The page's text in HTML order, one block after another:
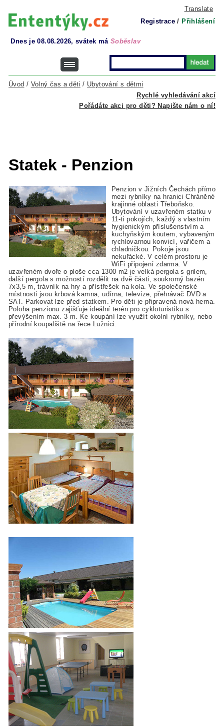
Translate
Registrace / Přihlášení
Dnes je 08.08.2026, svátek má Soběslav
Rychlé vyhledávání akcí
Úvod / Volný čas a děti / Ubytování s dětmi
Pořádáte akci pro děti? Napište nám o ní!
Statek - Penzion
Penzion v Jižních Čechách přímo
mezi rybníky na hranici Chráněné
krajinné oblasti Třeboňsko.
Ubytování v uzavřeném statku v
11-ti pokojích, každý s vlastním
hygienickým příslušenstvím a
kuchyňským koutem, vybaveným
rychlovarnou konvicí, vařičem a
chladničkou. Pokoje jsou
nekuřácké. V celém prostoru je
WiFi připojení zdarma. V
uzavřeném dvoře o ploše cca 1300 m2 je velká pergola s grilem,
další pergola s možností rozdělit na dvě části, soukromý bazén
7x3,5 m, trávník na hry a přístřešek na kola. Ve společenské
místnosti jsou krbová kamna, udírna, televize, přehrávač DVD a
SAT. Parkovat lze před statkem. Pro děti je připravená nová herna.
Poloha penzionu zajišťuje ideální terén pro cykloturistiku s
převýšením max. 3 m. Ke koupání lze využít okolní rybníky, nebo
přírodní koupaliště na řece Lužnici.